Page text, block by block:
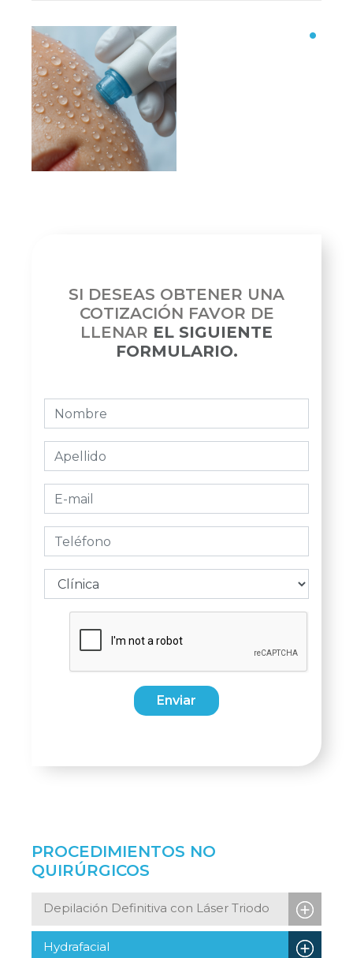
SI DESEAS OBTENER UNA
COTIZACIÓN FAVOR DE
LLENAR EL SIGUIENTE
FORMULARIO.
Enviar
PROCEDIMIENTOS NO
QUIRÚRGICOS
Depilación Definitiva con Láser Triodo
Hydrafacial